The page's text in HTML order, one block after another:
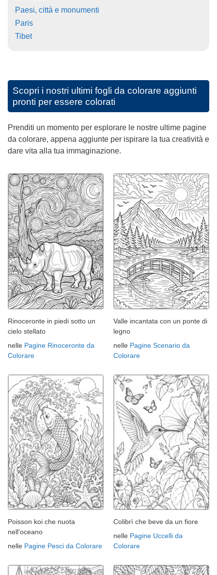
Paesi, città e monumenti
Paris
Tibet
Scopri i nostri ultimi fogli da colorare aggiunti
pronti per essere colorati
Prenditi un momento per esplorare le nostre ultime pagine
da colorare, appena aggiunte per ispirare la tua creatività e
dare vita alla tua immaginazione.
Rinoceronte in piedi sotto un
cielo stellato
nelle Pagine Rinoceronte da
Colorare
Valle incantata con un ponte di
legno
nelle Pagine Scenario da
Colorare
Poisson koi che nuota
nell'oceano
nelle Pagine Pesci da Colorare
Colibrì che beve da un fiore
nelle Pagine Uccelli da
Colorare